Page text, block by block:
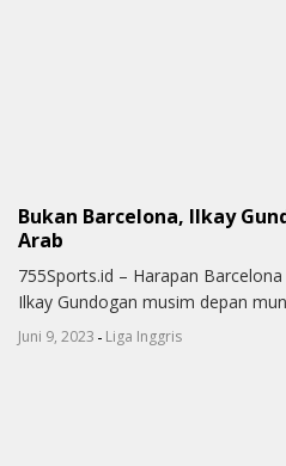
Bukan Barcelona, Ilkay
Arab
755Sports.id – Harapan
Ilkay Gundogan musim depan
Juni 9, 2023 - Liga Inggris